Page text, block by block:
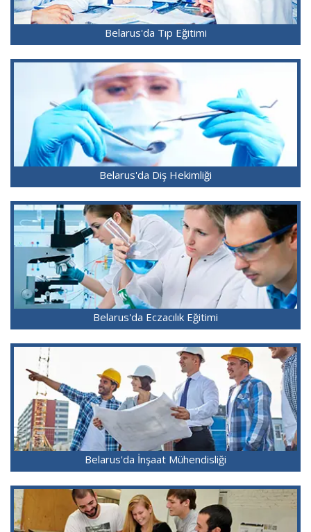
Belarus'da Tıp Eğitimi
Belarus'da Diş Hekimliği
Belarus'da Eczacılık Eğitimi
Belarus'da İnşaat Mühendisliği